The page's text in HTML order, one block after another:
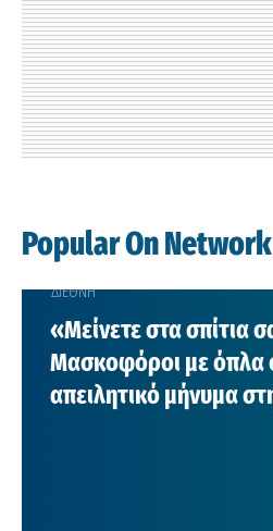
Popular On Network
σπίτια σας»:
όπλα στέλνουν
στην Κορσική